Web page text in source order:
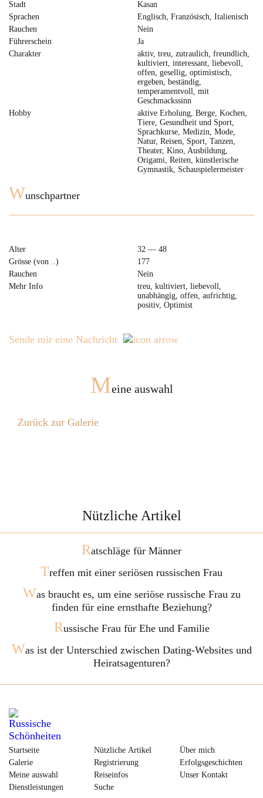
Stadt
Kasan
Sprachen
Englisch, Französisch, Italienisch
Rauchen
Nein
Führerschein
Ja
Charakter
aktiv, treu, zutraulich, freundlich,
kultiviert, interessant, liebevoll,
offen, gesellig, optimistisch,
ergeben, beständig,
temperamentvoll, mit
Geschmackssinn
Hobby
aktive Erholung, Berge, Kochen,
Tiere, Gesundheit und Sport,
Sprachkurse, Medizin, Mode,
Natur, Reisen, Sport, Tanzen,
Theater, Kino, Ausbildung,
Origami, Reiten, künstlerische
Gymnastik, Schauspielermeister
Wunschpartner
Alter
32 — 48
Grösse (von ..)
177
Rauchen
Nein
Mehr Info
treu, kultiviert, liebevoll,
unabhängig, offen, aufrichtig,
positiv, Optimist
Sende mir eine Nachricht
Meine auswahl
Zurück zur Galerie
Nützliche Artikel
Ratschläge für Männer
Treffen mit einer seriösen russischen Frau
Was braucht es, um eine seriöse russische Frau zu
finden für eine ernsthafte Beziehung?
Russische Frau für Ehe und Familie
Was ist der Unterschied zwischen Dating-Websites und
Heiratsagenturen?
Startseite
Galerie
Meine auswahl
Dienstleistungen
Nützliche Artikel
Registrierung
Reiseinfos
Suche
Über mich
Erfolgsgeschichten
Unser Kontakt